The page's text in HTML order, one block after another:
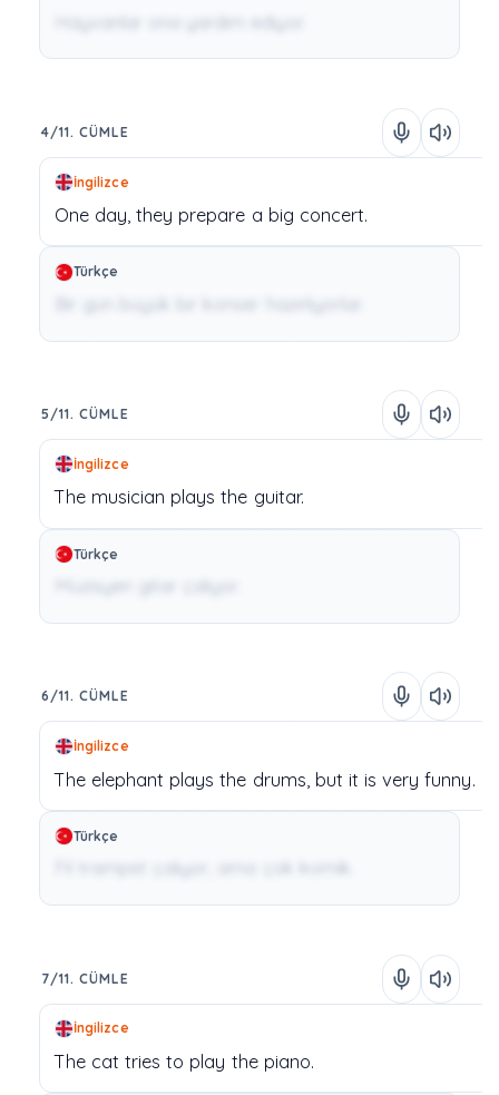
4/11. CÜMLE
İngilizce
One day, they prepare a big concert.
Türkçe
5/11. CÜMLE
İngilizce
The musician plays the guitar.
Türkçe
6/11. CÜMLE
İngilizce
The elephant plays the drums, but it is veryfunny.
Türkçe
7/11. CÜMLE
İngilizce
The cat tries to play the piano.